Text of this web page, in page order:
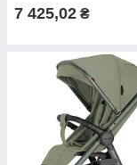
7 425,02 ₴